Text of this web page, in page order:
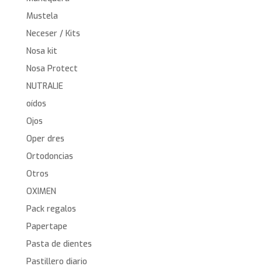
Mustela
Neceser / Kits
Nosa kit
Nosa Protect
NUTRALIE
oídos
Ojos
Oper dres
Ortodoncias
Otros
OXIMEN
Pack regalos
Papertape
Pasta de dientes
Pastillero diario